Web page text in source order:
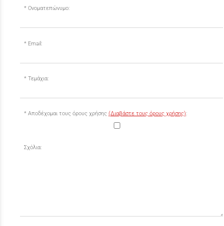
Ονοματεπώνυμο:
Email:
Τεμάχια:
Αποδέχομαι τους όρους χρήσης (Διαβάστε τους όρους χρήσης):
Σχόλια: